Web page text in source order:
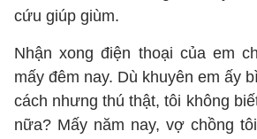
cứu giúp giùm.
Nhận xong điện thoại của em
mấy đêm nay. Dù khuyên em ấy
cách nhưng thú thật, tôi không
nữa? Mấy năm nay, vợ chồng